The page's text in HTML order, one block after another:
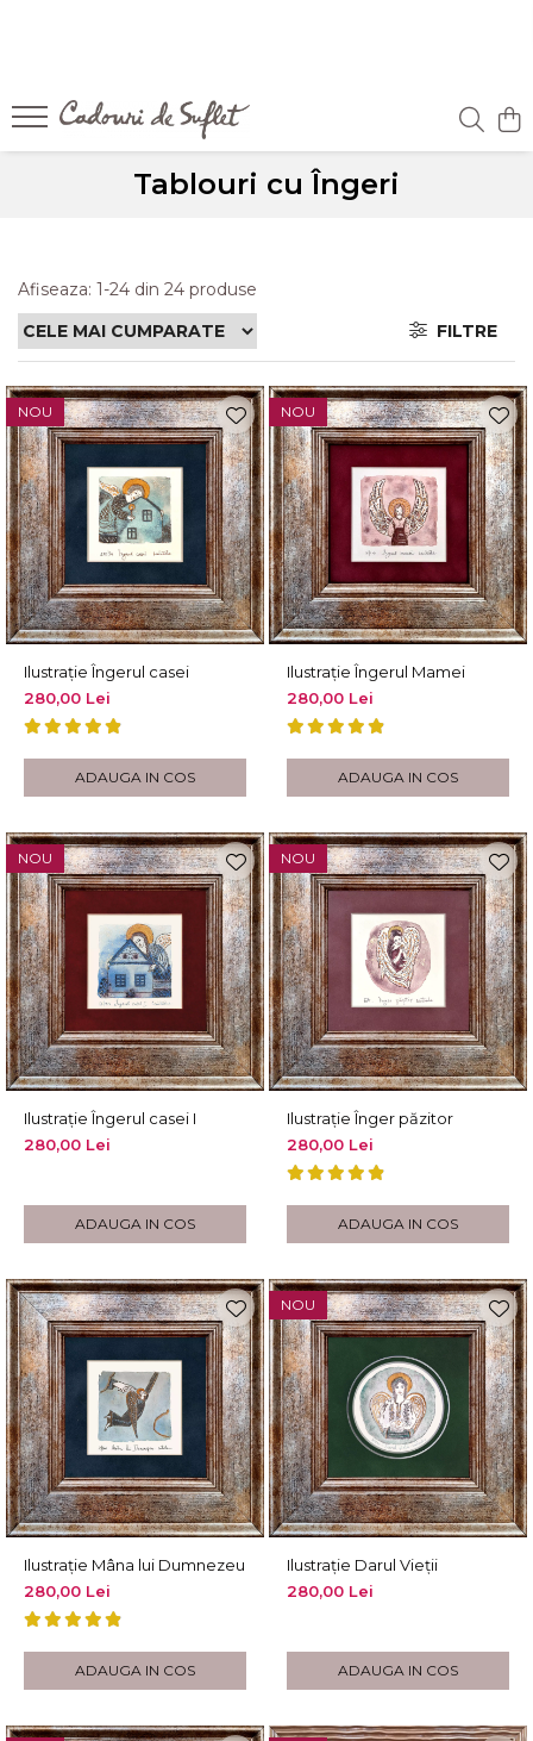
Tablouri cu Îngeri
Afiseaza: 1-24 din 24 produse
FILTRE
NOU
Ilustrație Îngerul casei
280,00 Lei
ADAUGA IN COS
NOU
Ilustrație Îngerul Mamei
280,00 Lei
ADAUGA IN COS
NOU
Ilustrație Îngerul casei I
280,00 Lei
ADAUGA IN COS
NOU
Ilustrație Înger păzitor
280,00 Lei
ADAUGA IN COS
Ilustrație Mâna lui Dumnezeu
280,00 Lei
ADAUGA IN COS
NOU
Ilustrație Darul Vieții
280,00 Lei
ADAUGA IN COS